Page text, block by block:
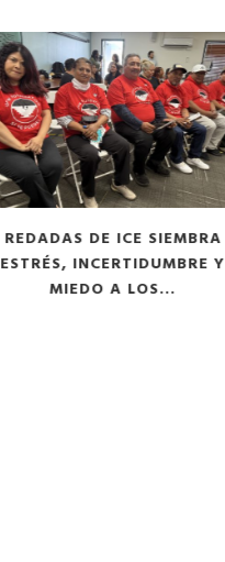
‘ME QUEDÉ HELADO’:
INDOCUMENTADO ENFRENTA
UNA MULTA POR $1.8